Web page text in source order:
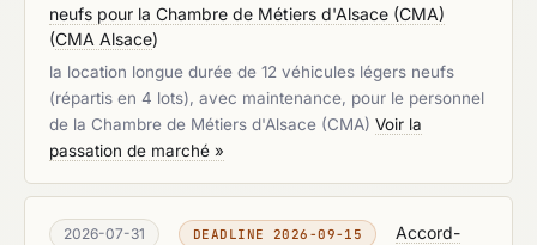
neufs pour la Chambre de Métiers d'Alsace (CMA)
(CMA Alsace)
la location longue durée de 12 véhicules légers neufs
(répartis en 4 lots), avec maintenance, pour le personnel
de la Chambre de Métiers d'Alsace (CMA) Voir la
passation de marché »
2026-07-31 DEADLINE 2026-09-15
Accord-